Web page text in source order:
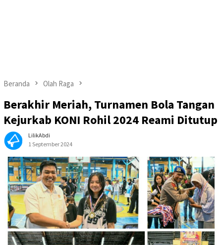
Beranda Olah Raga
Berakhir Meriah, Turnamen Bola Tangan
Kejurkab KONI Rohil 2024 Reami Ditutup
LilikAbdi
1 September 2024